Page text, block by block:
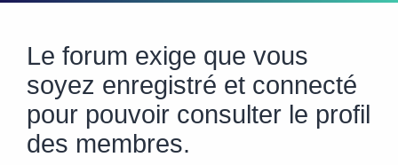
Le forum exige que vous
soyez enregistré et connecté
pour pouvoir consulter le profil
des membres.